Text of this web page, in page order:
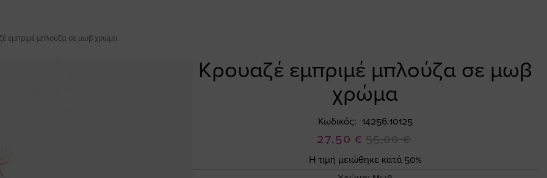
εμπριμέ μπλούζα σε μωβ χρώμα
Κρουαζέ εμπριμέ μπλούζα σε μωβ
χρώμα
Κωδικός 14256.10125
Ειδική
Τιμή
27,50 € 55,00 €
Η τιμή μειώθηκε κατά 50%